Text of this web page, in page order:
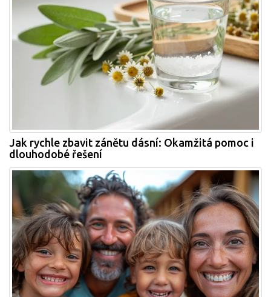
Jak rychle zbavit zánětu dásní: Okamžitá pomoc i
dlouhodobé řešení